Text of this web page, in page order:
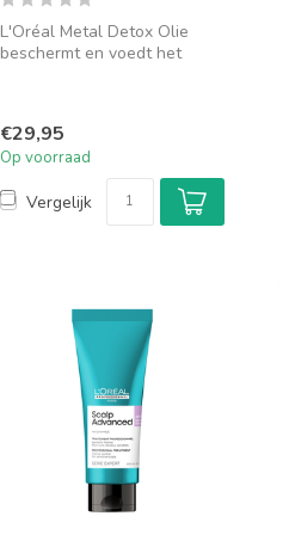
L'Oréal Metal Detox Olie
beschermt en voedt het
€29,95
Op voorraad
Vergelijk